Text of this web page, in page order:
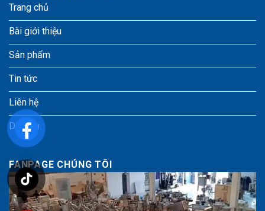
Trang chủ
Bài giới thiệu
Sản phẩm
Tin tức
Liên hệ
Dịch vụ
FANPAGE CHÚNG TÔI